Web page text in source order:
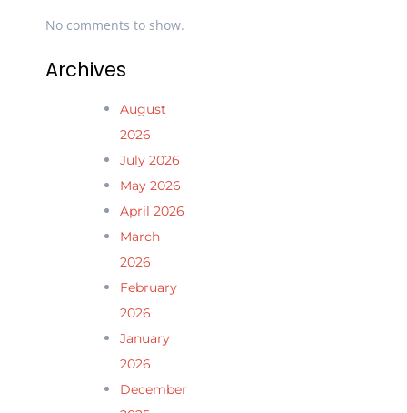
No comments to show.
Archives
August
2026
July 2026
May 2026
April 2026
March
2026
February
2026
January
2026
December